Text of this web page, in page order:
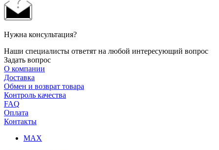
Нужна консультация?
Наши специалисты ответят на любой интересующий вопрос
Задать вопрос
О компании
Доставка
Обмен и возврат товара
Контроль качества
FAQ
Оплата
Контакты
MAX